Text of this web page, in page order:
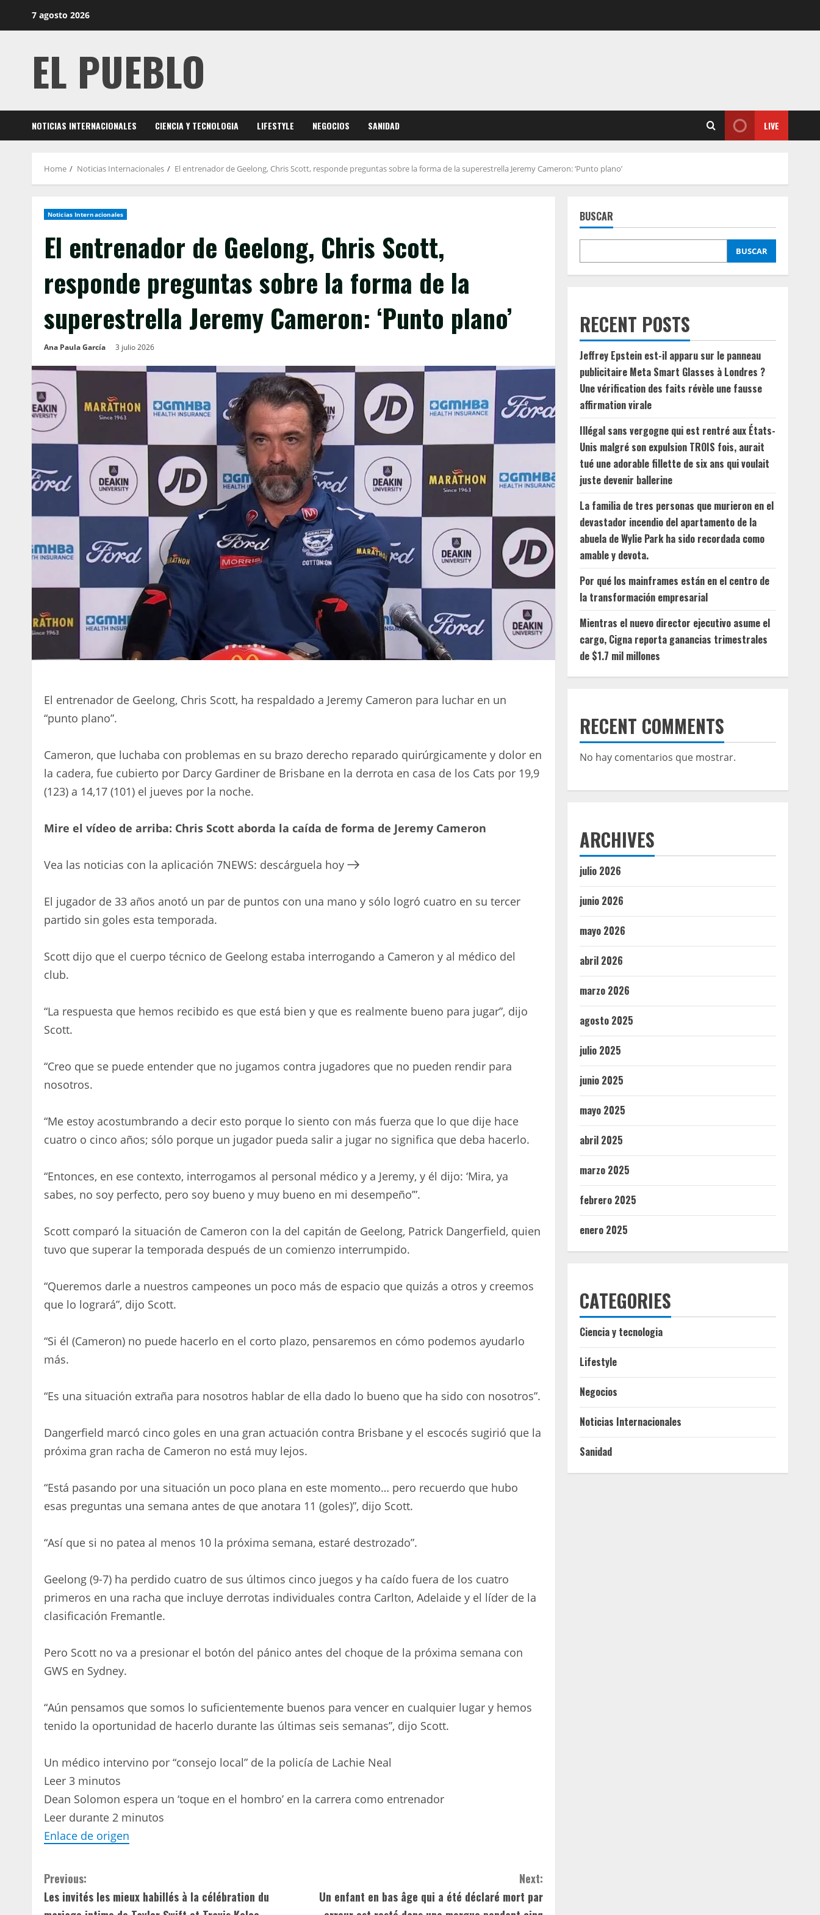
7 agosto 2026
EL PUEBLO
NOTICIAS INTERNACIONALES CIENCIA Y TECNOLOGIA LIFESTYLE NEGOCIOS SANIDAD LIVE
Home Noticias Internacionales El entrenador de Geelong, Chris Scott, responde preguntas sobre la forma de la superestrella Jeremy Cameron: ‘Punto plano’
Noticias Internacionales
El entrenador de Geelong, Chris Scott,
responde preguntas sobre la forma de la
superestrella Jeremy Cameron: ‘Punto plano’
Ana Paula García 3 julio 2026
El entrenador de Geelong, Chris Scott, ha respaldado a Jeremy Cameron para luchar en un
“punto plano”.
Cameron, que luchaba con problemas en su brazo derecho reparado quirúrgicamente y dolor en
la cadera, fue cubierto por Darcy Gardiner de Brisbane en la derrota en casa de los Cats por 19,9
(123) a 14,17 (101) el jueves por la noche.
Mire el vídeo de arriba: Chris Scott aborda la caída de forma de Jeremy Cameron
Vea las noticias con la aplicación 7NEWS: descárguela hoy
El jugador de 33 años anotó un par de puntos con una mano y sólo logró cuatro en su tercer
partido sin goles esta temporada.
Scott dijo que el cuerpo técnico de Geelong estaba interrogando a Cameron y al médico del
club.
“La respuesta que hemos recibido es que está bien y que es realmente bueno para jugar”, dijo
Scott.
“Creo que se puede entender que no jugamos contra jugadores que no pueden rendir para
nosotros.
“Me estoy acostumbrando a decir esto porque lo siento con más fuerza que lo que dije hace
cuatro o cinco años; sólo porque un jugador pueda salir a jugar no significa que deba hacerlo.
“Entonces, en ese contexto, interrogamos al personal médico y a Jeremy, y él dijo: ‘Mira, ya
sabes, no soy perfecto, pero soy bueno y muy bueno en mi desempeño’”.
Scott comparó la situación de Cameron con la del capitán de Geelong, Patrick Dangerfield, quien
tuvo que superar la temporada después de un comienzo interrumpido.
“Queremos darle a nuestros campeones un poco más de espacio que quizás a otros y creemos
que lo logrará”, dijo Scott.
“Si él (Cameron) no puede hacerlo en el corto plazo, pensaremos en cómo podemos ayudarlo
más.
“Es una situación extraña para nosotros hablar de ella dado lo bueno que ha sido con nosotros”.
Dangerfield marcó cinco goles en una gran actuación contra Brisbane y el escocés sugirió que la
próxima gran racha de Cameron no está muy lejos.
“Está pasando por una situación un poco plana en este momento… pero recuerdo que hubo
esas preguntas una semana antes de que anotara 11 (goles)”, dijo Scott.
“Así que si no patea al menos 10 la próxima semana, estaré destrozado”.
Geelong (9-7) ha perdido cuatro de sus últimos cinco juegos y ha caído fuera de los cuatro
primeros en una racha que incluye derrotas individuales contra Carlton, Adelaide y el líder de la
clasificación Fremantle.
Pero Scott no va a presionar el botón del pánico antes del choque de la próxima semana con
GWS en Sydney.
“Aún pensamos que somos lo suficientemente buenos para vencer en cualquier lugar y hemos
tenido la oportunidad de hacerlo durante las últimas seis semanas”, dijo Scott.
Un médico intervino por “consejo local” de la policía de Lachie Neal
Leer 3 minutos
Dean Solomon espera un ‘toque en el hombro’ en la carrera como entrenador
Leer durante 2 minutos
Enlace de origen
C
o
Previous:
Les invités les mieux habillés à la célébration du
Next:
Un enfant en bas âge qui a été déclaré mort par
BUSCAR
BUSCAR
RECENT POSTS
Jeffrey Epstein est-il apparu sur le panneau
publicitaire Meta Smart Glasses à Londres ?
Une vérification des faits révèle une fausse
affirmation virale
Illégal sans vergogne qui est rentré aux États-
Unis malgré son expulsion TROIS fois, aurait
tué une adorable fillette de six ans qui voulait
juste devenir ballerine
La familia de tres personas que murieron en el
devastador incendio del apartamento de la
abuela de Wylie Park ha sido recordada como
amable y devota.
Por qué los mainframes están en el centro de
la transformación empresarial
Mientras el nuevo director ejecutivo asume el
cargo, Cigna reporta ganancias trimestrales
de $1.7 mil millones
RECENT COMMENTS
No hay comentarios que mostrar.
ARCHIVES
julio 2026
junio 2026
mayo 2026
abril 2026
marzo 2026
agosto 2025
julio 2025
junio 2025
mayo 2025
abril 2025
marzo 2025
febrero 2025
enero 2025
CATEGORIES
Ciencia y tecnologia
Lifestyle
Negocios
Noticias Internacionales
Sanidad